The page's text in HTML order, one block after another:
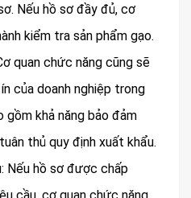
Nếu hồ sơ đầy đủ, cơ
kiểm tra sản phẩm gạo.
quan chức năng cũng sẽ
của doanh nghiệp trong
gồm khả năng bảo đảm
thủ quy định xuất khẩu.
Nếu hồ sơ được chấp